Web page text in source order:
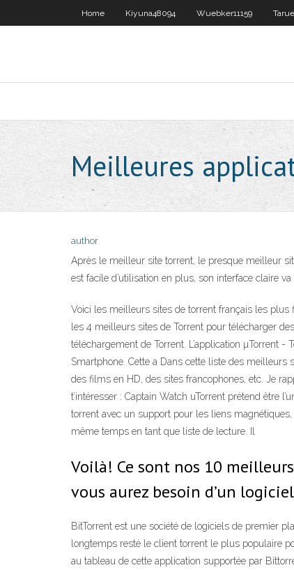
Home Kiyuna48094 Wuebker11159
Meilleures
author
Après le meilleur site torrent, le presque meilleur
est facile d’utilisation en plus, son interface claire va
Voici les meilleurs sites de torrent français les
les 4 meilleurs sites de Torrent pour télécharger
téléchargement de Torrent. L’application µTorrent
Smartphone. Cette a Dans cette liste des meilleurs
des films en HD, des sites francophones, etc. Je
t’intéresser : Captain Watch uTorrent prétend être
torrent avec un support pour les liens
même temps en tant que liste de lecture. Il
Voilà! Ce sont nos 10
vous aurez besoin d’un
BitTorrent est une société de logiciels de premier
longtemps resté le client torrent le plus populaire
au tableau de cette application supportée par